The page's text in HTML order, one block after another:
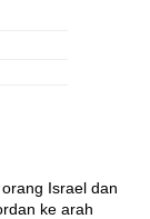
Israel dan
ke arah